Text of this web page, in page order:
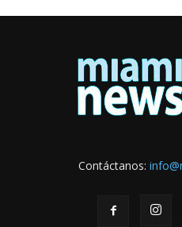
Contáctanos: